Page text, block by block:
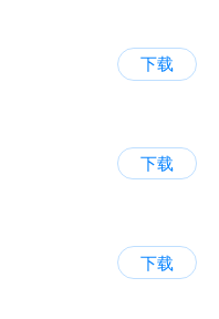
下载
下载
下载